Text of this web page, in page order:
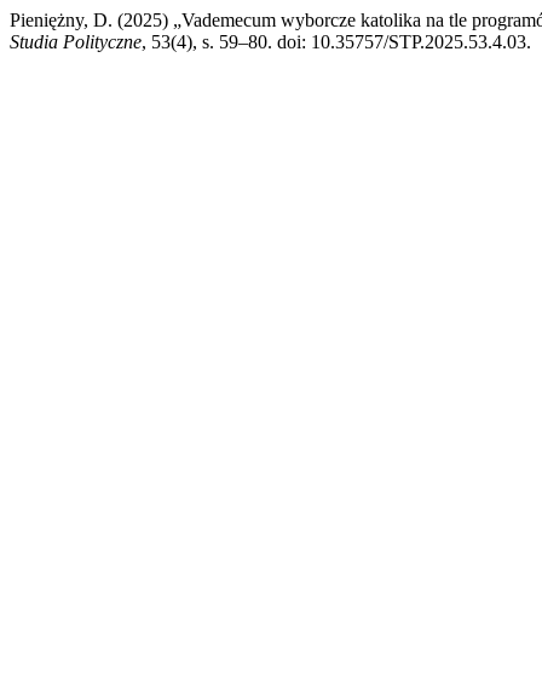
Pieniężny, D. (2025) „Vademecum wyborcze katolika na tle
Studia Polityczne, 53(4), s. 59–80. doi: 10.35757/STP.2025.53.4.03.